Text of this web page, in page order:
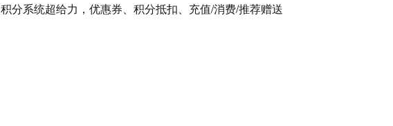
积分系统超给力，优惠券、积分抵扣、充值/消费/推荐赠送